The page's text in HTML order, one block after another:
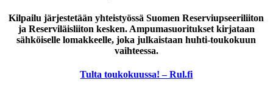
Kilpailu järjestetään yhteistyössä Suomen Reserviupseeriliiton
ja Reserviläisliiton kesken. Ampumasuoritukset kirjataan
sähköiselle lomakkeelle, joka julkaistaan huhti-toukokuun
vaihteessa.
Tulta toukokuussa! – Rul.fi